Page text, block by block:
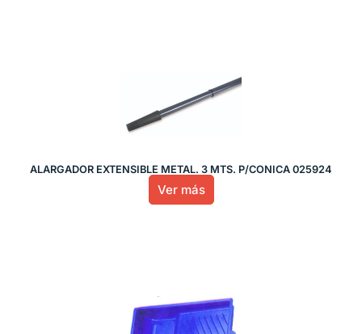
ALARGADOR EXTENSIBLE METAL. 3 MTS. P/CONICA 025924
Ver más